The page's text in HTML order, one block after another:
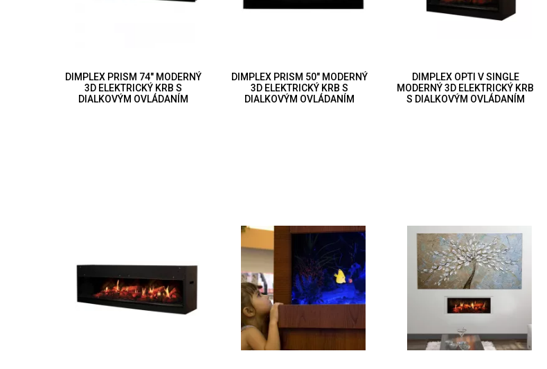
DIMPLEX PRISM 74" MODERNÝ
3D ELEKTRICKÝ KRB S
DIALKOVÝM OVLÁDANÍM
DIMPLEX PRISM 50" MODERNÝ
3D ELEKTRICKÝ KRB S
DIALKOVÝM OVLÁDANÍM
DIMPLEX OPTI V SINGLE
MODERNÝ 3D ELEKTRICKÝ KRB
S DIALKOVÝM OVLÁDANÍM